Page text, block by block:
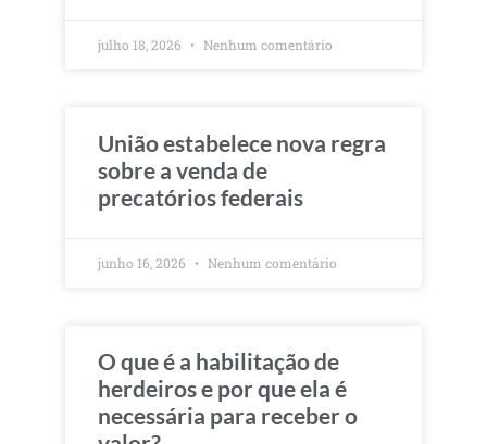
julho 18, 2026 Nenhum comentário
União estabelece nova regra
sobre a venda de
precatórios federais
junho 16, 2026 Nenhum comentário
O que é a habilitação de
herdeiros e por que ela é
necessária para receber o